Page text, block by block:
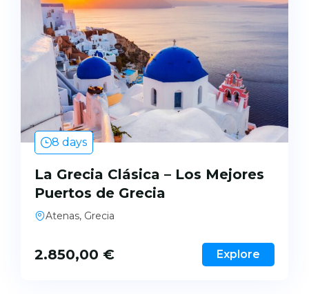
8 days
La Grecia Clásica – Los Mejores
Puertos de Grecia
Atenas, Grecia
2.850,00 € Explore